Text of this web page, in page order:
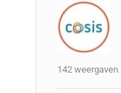
142 weergaven